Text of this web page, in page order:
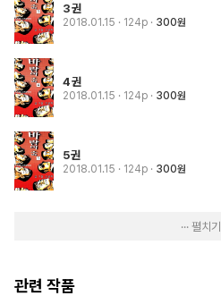
3권
2018.01.15 · 124p 300원
4권
2018.01.15 · 124p 300원
5권
2018.01.15 · 124p 300원
··· 펼치기
관련 작품